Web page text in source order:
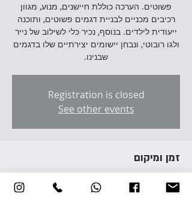
פשוטים. הערכה כוללת חיישנים, מנוע, מגוון
רכיבים מכניים לבניית דגמים פשוטים, ותוכנה
ייעודית לילדים. בנוסף, נכיר כלי לשילוב של נייר
ולגו רובוטי, ונבחן יישומים יצירתיים שלו בדגמים
שבנינו.
Registration is closed
See other events
זמן ומיקום
01 ביולי 2024, 17:00 – 19:00
Yehud-Monosson, Avraham Giron St 3,